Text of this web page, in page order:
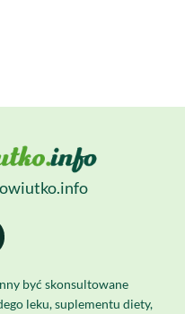
być skonsultowane
leku, suplementu diety,